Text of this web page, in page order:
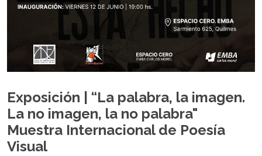
Exposición | “La palabra, la imagen.
La no imagen, la no palabra"
Muestra Internacional de Poesía
Visual